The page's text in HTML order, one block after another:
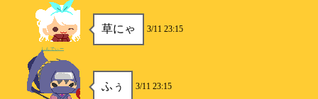
草にゃ 3/11 23:15
しんでぃー
ふぅ 3/11 23:15